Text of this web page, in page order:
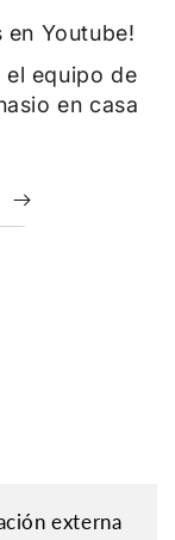
en Youtube!
equipo de
en casa
externa